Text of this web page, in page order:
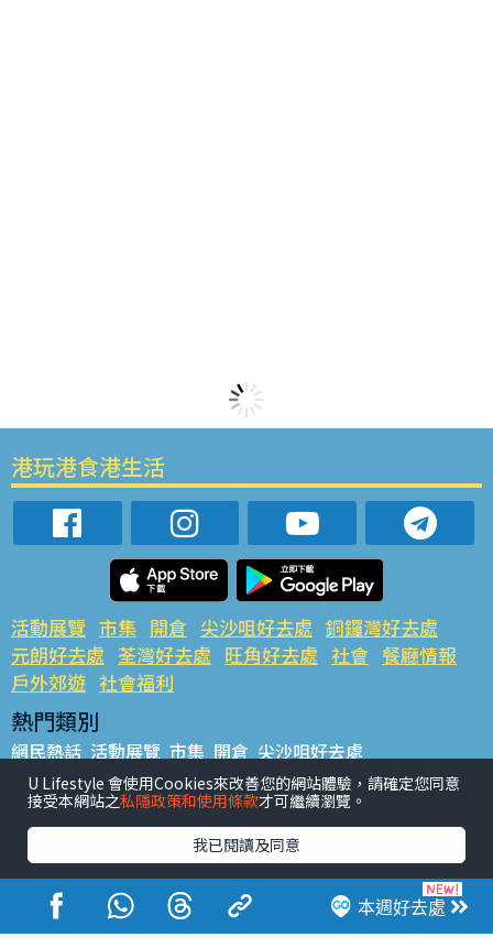
本週好去處
港玩港食港生活
活動展覽 市集 開倉 尖沙咀好去處 銅鑼灣好去處
元朗好去處 荃灣好去處 旺角好去處 社會 餐廳情報
戶外郊遊 社會福利
熱門類別
網民熱話 活動展覽 市集 開倉 尖沙咀好去處
銅鑼灣好去處 元朗好去處 荃灣好去處 旺角好去處 社會
餐廳情報 戶外郊遊
熱門標籤
#UGO搵好去處 #人氣活動推介 #美食社群熱話
#親子玩樂好去處
#ULifestyle應用程式
#限時搶
#UJetso禮物放送
#ULifestyle商戶中心 #著數
U Lifestyle 會使用Cookies來改善您的網站體驗，請確定您同意
接受本網站之私隱政策和使用條款才可繼續瀏覽。
我已閱讀及同意